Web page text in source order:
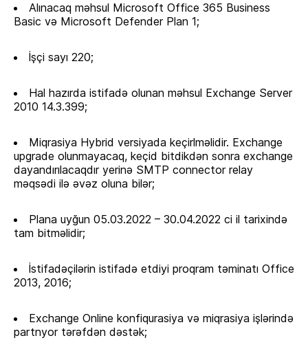
Alınacaq məhsul Microsoft Office 365 Business
Basic və Microsoft Defender Plan 1;
İşçi sayı 220;
Hal hazırda istifadə olunan məhsul Exchange Server
2010 14.3.399;
Miqrasiya Hybrid versiyada keçirlməlidir. Exchange
upgrade olunmayacaq, keçid bitdikdən sonra exchange
dayandırılacaqdır yerinə SMTP connector relay
məqsədi ilə əvəz oluna bilər;
Plana uyğun 05.03.2022 – 30.04.2022 ci il tarixində
tam bitməlidir;
İstifadəçilərin istifadə etdiyi proqram təminatı Office
2013, 2016;
Exchange Online konfiqurasiya və miqrasiya işlərində
partnyor tərəfdən dəstək;